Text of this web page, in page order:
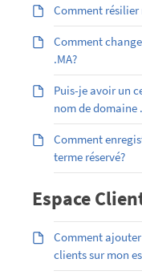
Comment résilier
Comment
.MA?
Puis-je avoir un
nom de domaine
Comment
terme réservé?
Espace
Comment
clients sur mon